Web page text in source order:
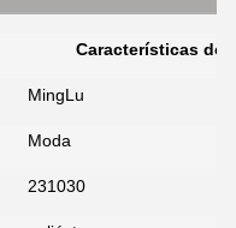
Características do
MingLu
Moda
231030